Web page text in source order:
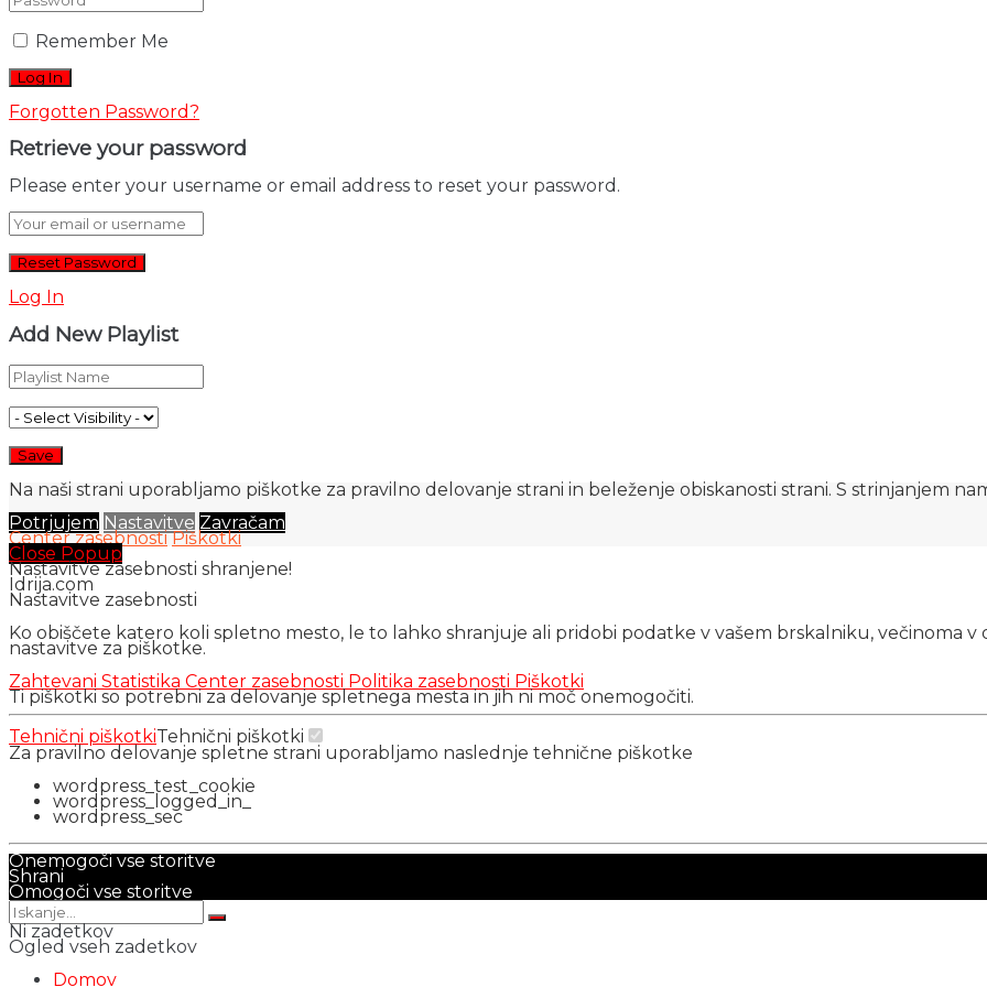
Remember Me
Forgotten Password?
Retrieve your password
Please enter your username or email address to reset your password.
Log In
Add New Playlist
Na naši strani uporabljamo piškotke za pravilno delovanje strani in beleženje obiskanosti strani. S strinjanjem
Potrjujem Nastavitve Zavračam
Center zasebnosti Piškotki
Close Popup
Nastavitve zasebnosti shranjene!
Idrija.com
Nastavitve zasebnosti
Ko obiščete katero koli spletno mesto, le to lahko shranjuje ali pridobi podatke v vašem brskalniku, večinoma v
nastavitve za piškotke.
Zahtevani Statistika Center zasebnosti Politika zasebnosti Piškotki
Ti piškotki so potrebni za delovanje spletnega mesta in jih ni moč onemogočiti.
Tehnični piškotkiTehnični piškotki
Za pravilno delovanje spletne strani uporabljamo naslednje tehnične piškotke
wordpress_test_cookie
wordpress_logged_in_
wordpress_sec
Onemogoči vse storitve
Shrani
Omogoči vse storitve
Ni zadetkov
Ogled vseh zadetkov
Domov